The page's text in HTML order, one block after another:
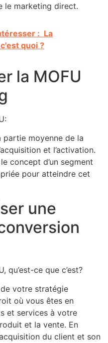
le marketing direct.
: La
quoi ?
la MOFU
partie moyenne de la
et l’activation.
concept d’un segment
pour atteindre cet
une
qu’est-ce que c’est?
votre stratégie
où vous êtes en
et services à votre
et la vente. En
du client et son